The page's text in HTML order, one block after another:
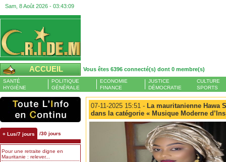
Sam, 8 Août 2026 - 03:43:09
ACCUEIL Vous êtes 6396 connecté(s) dont 0 membre(s)
SANTÉ
HYGIÈNE
POLITIQUE
GÉNÉRALE
ECONOMIE
FINANCE
JUSTICE
DÉMOCRATIE
CULTURE
SPORTS
+ Lus/7 jours /30 jours
Pour une retraite digne en
Mauritanie : relever...
07-11-2025 15:51 - La mauritanienne Hawa
dans la catégorie « Musique Moderne